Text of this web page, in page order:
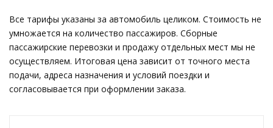
Все тарифы указаны за автомобиль целиком. Стоимость не
умножается на количество пассажиров. Сборные
пассажирские перевозки и продажу отдельных мест мы не
осуществляем. Итоговая цена зависит от точного места
подачи, адреса назначения и условий поездки и
согласовывается при оформлении заказа.